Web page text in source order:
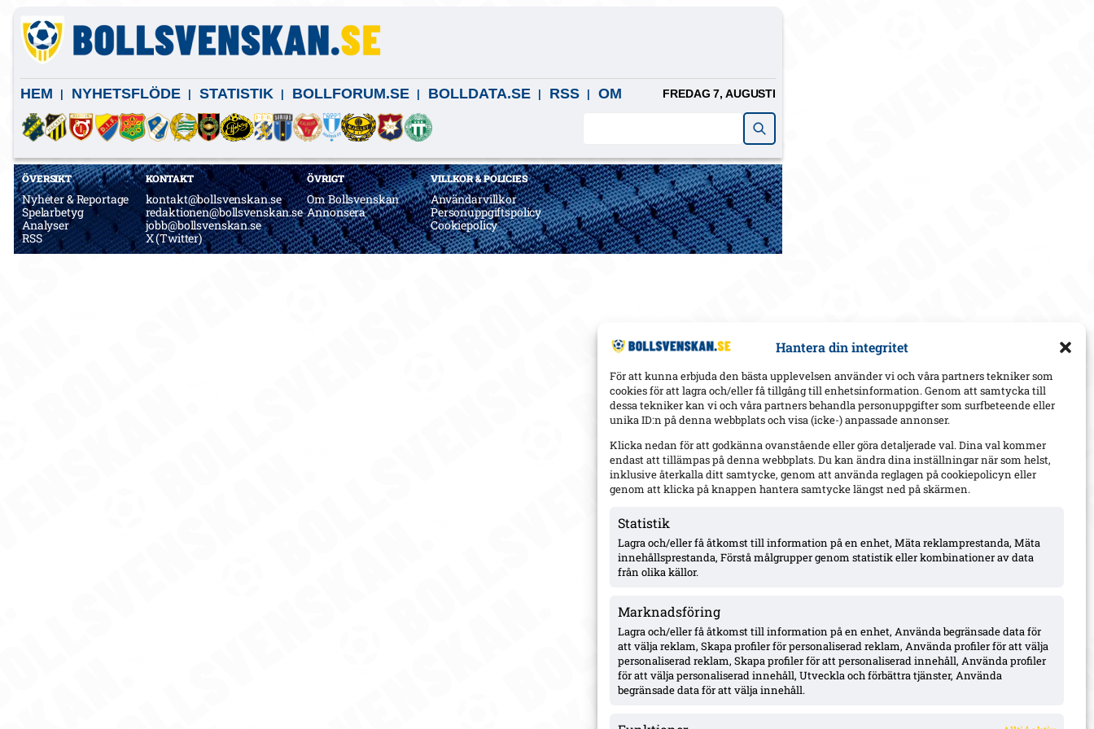
Hantera din integritet
För att kunna erbjuda den bästa upplevelsen använder vi och våra partners tekniker som
cookies för att lagra och/eller få tillgång till enhetsinformation. Genom att samtycka till
dessa tekniker kan vi och våra partners behandla personuppgifter som surfbeteende eller
unika ID:n på denna webbplats och visa (icke-) anpassade annonser.
Klicka nedan för att godkänna ovanstående eller göra detaljerade val. Dina val kommer
endast att tillämpas på denna webbplats. Du kan ändra dina inställningar när som helst,
inklusive återkalla ditt samtycke, genom att använda reglagen på cookiepolicyn eller
genom att klicka på knappen hantera samtycke längst ned på skärmen.
Statistik
Lagra och/eller få åtkomst till information på en enhet, Mäta reklamprestanda, Mäta
innehållsprestanda, Förstå målgrupper genom statistik eller kombinationer av data
från olika källor.
Marknadsföring
Lagra och/eller få åtkomst till information på en enhet, Använda begränsade data för
att välja reklam, Skapa profiler för personaliserad reklam, Använda profiler för att välja
personaliserad reklam, Skapa profiler för att personaliserad innehåll, Använda profiler
för att välja personaliserad innehåll, Utveckla och förbättra tjänster, Använda
begränsade data för att välja innehåll.
HEM NYHETSFLÖDE STATISTIK BOLLFORUM.SE BOLLDATA.SE RSS OM FREDAG 7, AUGUSTI
ÖVERSIKT
Nyheter & Reportage
Spelarbetyg
Analyser
RSS
KONTAKT
kontakt@bollsvenskan.se
redaktionen@bollsvenskan.se
jobb@bollsvenskan.se
X (Twitter)
ÖVRIGT
Om Bollsvenskan
Annonsera
VILLKOR & POLICIES
Användarvillkor
Personuppgiftspolicy
Cookiepolicy